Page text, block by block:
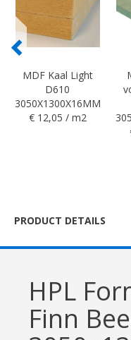
MDF Kaal Light
D610
3050X1300X16MM
€ 12,05 / m2
PRODUCT DETAILS
HPL
Finn